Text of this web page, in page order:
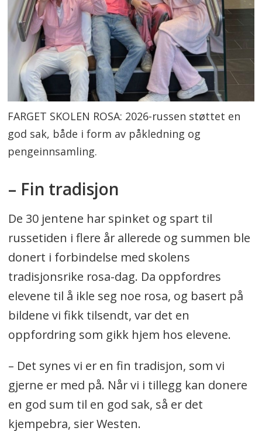
FARGET SKOLEN ROSA: 2026-russen støttet en
god sak, både i form av påkledning og
pengeinnsamling.
– Fin tradisjon
De 30 jentene har spinket og spart til
russetiden i flere år allerede og summen ble
donert i forbindelse med skolens
tradisjonsrike rosa-dag. Da oppfordres
elevene til å ikle seg noe rosa, og basert på
bildene vi fikk tilsendt, var det en
oppfordring som gikk hjem hos elevene.
– Det synes vi er en fin tradisjon, som vi
gjerne er med på. Når vi i tillegg kan donere
en god sum til en god sak, så er det
kjempebra, sier Westen.